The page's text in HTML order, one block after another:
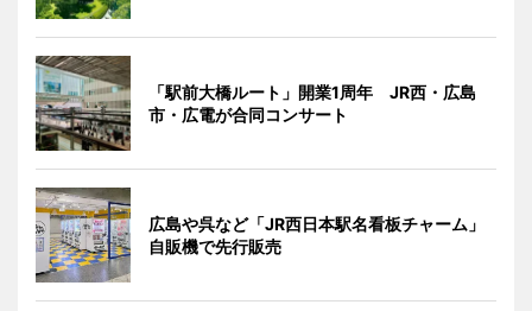
「駅前大橋ルート」開業1周年 JR西・広島
市・広電が合同コンサート
広島や呉など「JR西日本駅名看板チャーム」
自販機で先行販売